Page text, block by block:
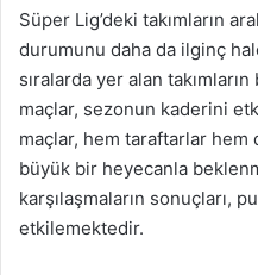
Süper Lig’deki takımların
durumunu daha da ilginç
sıralarda yer alan
maçlar, sezonun kaderini
maçlar, hem taraftarlar hem
büyük bir heyecanla
karşılaşmaların sonuçları,
etkilemektedir.